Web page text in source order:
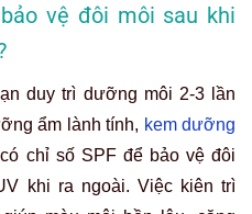
vệ đôi môi sau khi
duy trì dưỡng môi 2-3 lần
ẩm lành tính, kem dưỡng
chỉ số SPF để bảo vệ đôi
khi ra ngoài. Việc kiên trì